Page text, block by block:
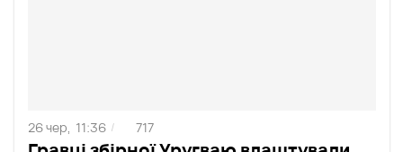
26 чер, 11:36 / 717